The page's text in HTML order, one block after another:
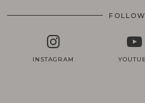
INSTAGRAM